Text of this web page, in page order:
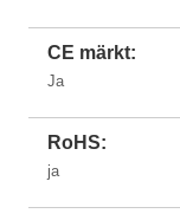
CE märkt:
Ja
RoHS:
ja